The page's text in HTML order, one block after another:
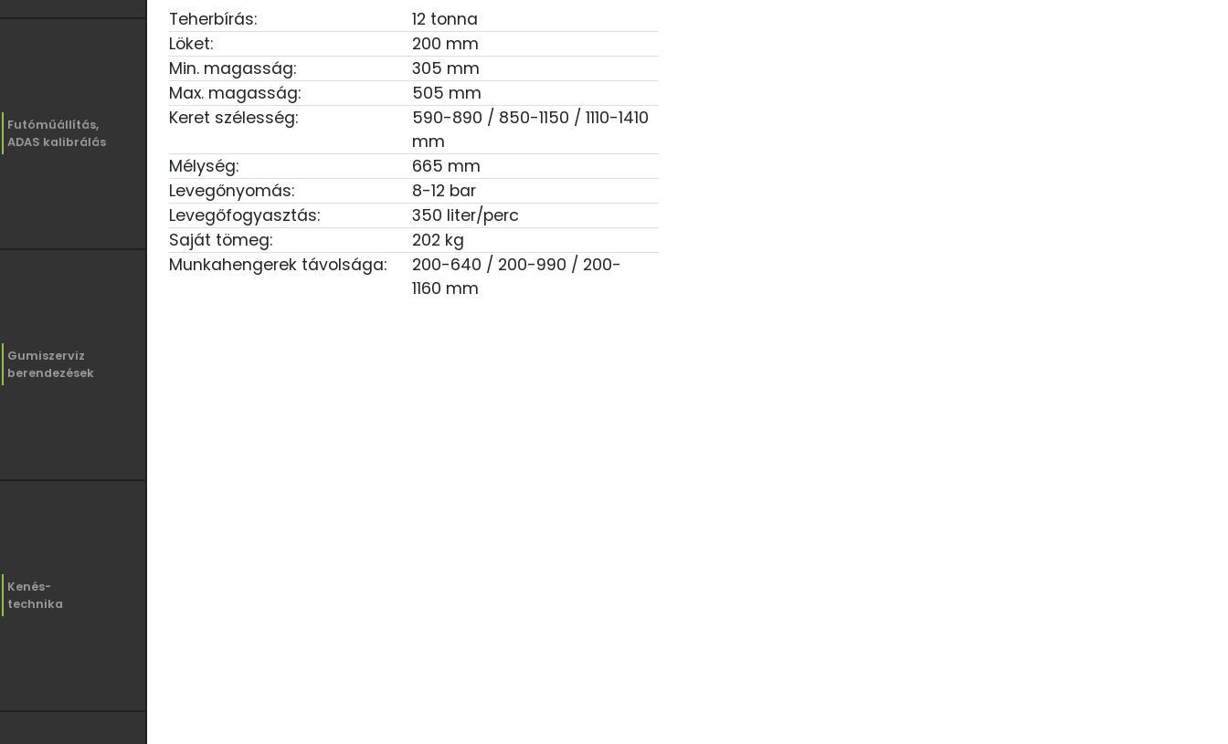
Futóműállítás,
ADAS kalibrálás
Gumiszerviz
berendezések
Kenés-
technika
Teherbírás:
12 tonna
Löket:
200 mm
Min. magasság:
305 mm
Max. magasság:
505 mm
Keret szélesség:
590-890 / 850-1150 / 1110-1410
mm
Mélység:
665 mm
Levegőnyomás:
8-12 bar
Levegőfogyasztás:
350 liter/perc
Saját tömeg:
202 kg
Munkahengerek távolsága:
200-640 / 200-990 / 200-
1160 mm